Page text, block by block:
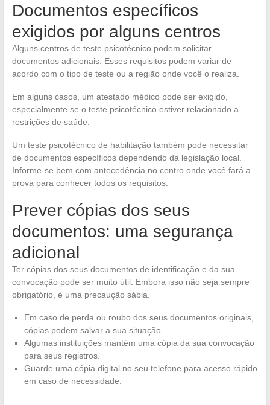
Documentos específicos
exigidos por alguns centros
Alguns centros de teste psicotécnico podem solicitar
documentos adicionais. Esses requisitos podem variar de
acordo com o tipo de teste ou a região onde você o realiza.
Em alguns casos, um atestado médico pode ser exigido,
especialmente se o teste psicotécnico estiver relacionado a
restrições de saúde.
Um teste psicotécnico de habilitação também pode necessitar
de documentos específicos dependendo da legislação local.
Informe-se bem com antecedência no centro onde você fará a
prova para conhecer todos os requisitos.
Prever cópias dos seus
documentos: uma segurança
adicional
Ter cópias dos seus documentos de identificação e da sua
convocação pode ser muito útil. Embora isso não seja sempre
obrigatório, é uma precaução sábia.
Em caso de perda ou roubo dos seus documentos originais,
cópias podem salvar a sua situação.
Algumas instituições mantêm uma cópia da sua convocação
para seus registros.
Guarde uma cópia digital no seu telefone para acesso rápido
em caso de necessidade.